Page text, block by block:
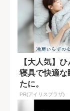
【大人気】
寝具で快適な
たに。
PR(アイリスプラザ)